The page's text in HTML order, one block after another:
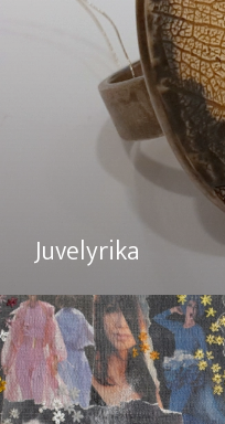
Juvelyrika